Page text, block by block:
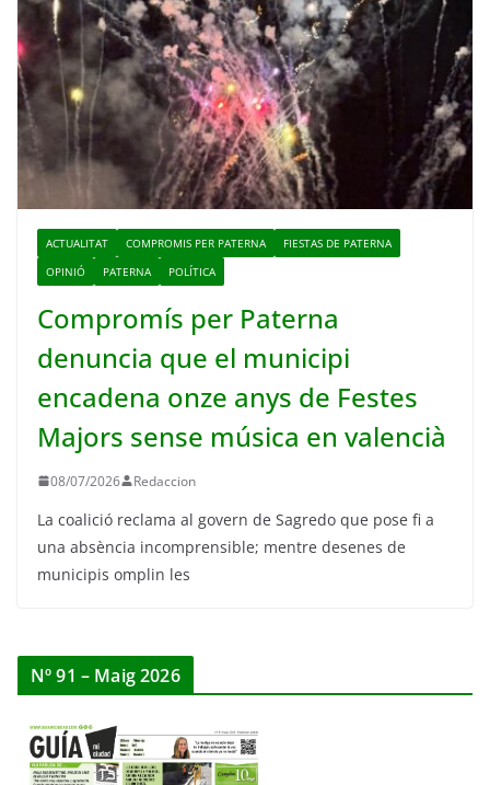
ACTUALITAT COMPROMIS PER PATERNA
FIESTAS DE PATERNA
OPINIÓ
PATERNA POLÍTICA
Compromís per Paterna
denuncia que el municipi
encadena onze anys de Festes
Majors sense música en valencià
08/07/2026 Redaccion
La coalició reclama al govern de Sagredo que pose fi a
una absència incomprensible; mentre desenes de
municipis omplin les
Nº 91 – Maig 2026